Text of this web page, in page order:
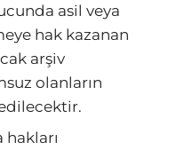
asil veya
hak kazanan
arşiv
olanların
hakları